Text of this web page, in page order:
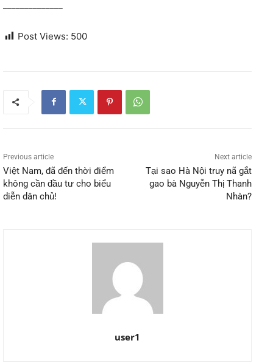
Post Views: 500
Previous article
Việt Nam, đã đến thời điểm
không cần đầu tư cho biểu
diễn dân chủ!
Next article
Tại sao Hà Nội truy nã gắt
gao bà Nguyễn Thị Thanh
Nhàn?
user1